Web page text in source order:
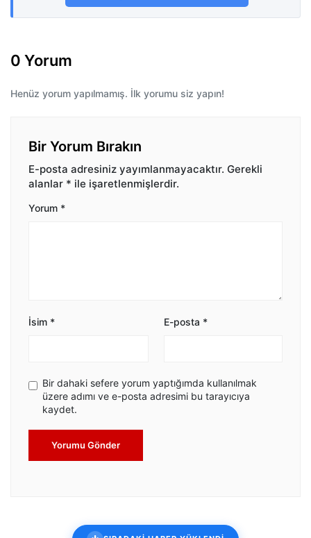
0 Yorum
Henüz yorum yapılmamış. İlk yorumu siz yapın!
Bir Yorum Bırakın
E-posta adresiniz yayımlanmayacaktır. Gerekli
alanlar * ile işaretlenmişlerdir.
Yorum *
İsim * E-posta *
Bir dahaki sefere yorum yaptığımda kullanılmak
üzere adımı ve e-posta adresimi bu tarayıcıya
kaydet.
Yorumu Gönder